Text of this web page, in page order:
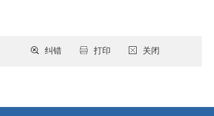
关闭
打印
纠错